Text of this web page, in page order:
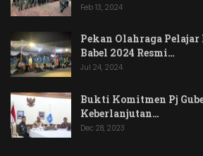
Feb 13, 2024
Pekan Olahraga Pelajar
Babel 2024 Resmi…
Jul 24, 2024
Bukti Komitmen Pj
Keberlanjutan…
Dec 28, 2023